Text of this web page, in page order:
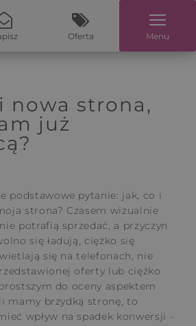
Oferta Menu
nowa strona,
już
podstawowe pytanie: jak, co i
strona? Czasem wizualnie
potrafią sprzedać, a przyczyn
się ładują, ciężko się
się na telefonach, nie
oferty lub ciężko
do oceny aspektem
mamy brzydką stronę, to
wpływ na spadek konwersji -